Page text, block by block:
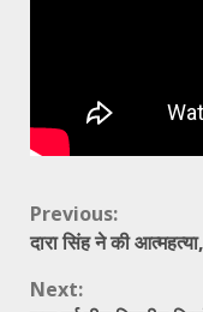
Continue
Previous:
दारा सिंह ने की
Next: